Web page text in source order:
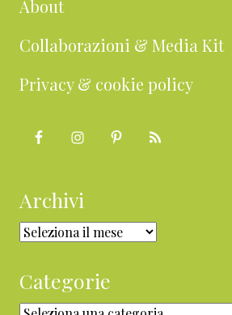
About
Collaborazioni & Media Kit
Privacy & cookie policy
Archivi
Archivi
Categorie